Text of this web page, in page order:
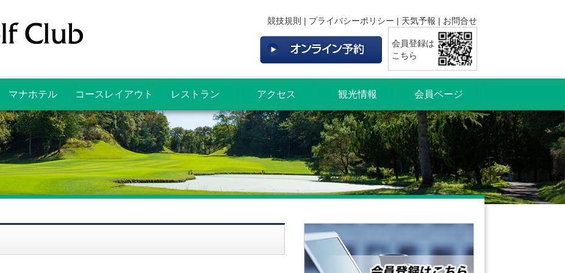
競技規則 | プライバシーポリシー | 天気予報 | お問合せ
会員登録は
こちら
マナホテル コースレイアウト レストラン アクセス 観光情報 会員ページ